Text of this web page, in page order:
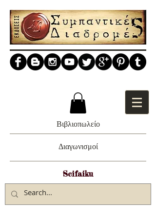
Βιβλιοπωλείο
Διαγωνισμοί
Scifaiku